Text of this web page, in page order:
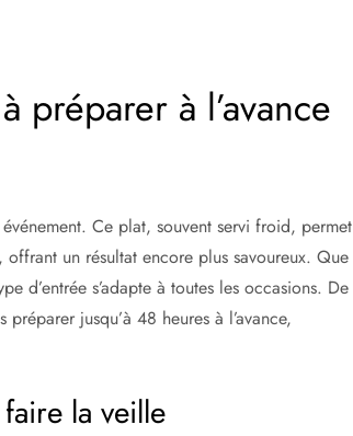
à l’avance
Ce plat, souvent servi froid, permet
un résultat encore plus savoureux. Que
d’entrée s’adapte à toutes les occasions. De
jusqu’à 48 heures à l’avance,
la veille